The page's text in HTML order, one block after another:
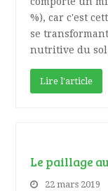
%), car c'est
se
nutritive du
Lire l'article
Le paillage
22 mars 2019